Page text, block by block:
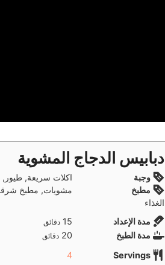
دبابيس الدجاج المشوية
وجبة
اكلات سريعة,
مطبخ
مشويات, مطبخ
الغذاء
مدة الإعداد
15دقائق
دقائق
مدة الطبخ 20دقائق
دقائق
Servings
4